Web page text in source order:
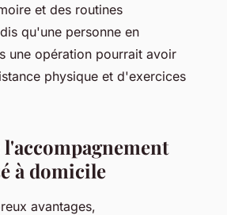
et des routines
qu'une personne en
une opération pourrait avoir
physique et d'exercices
l'accompagnement
à domicile
avantages,